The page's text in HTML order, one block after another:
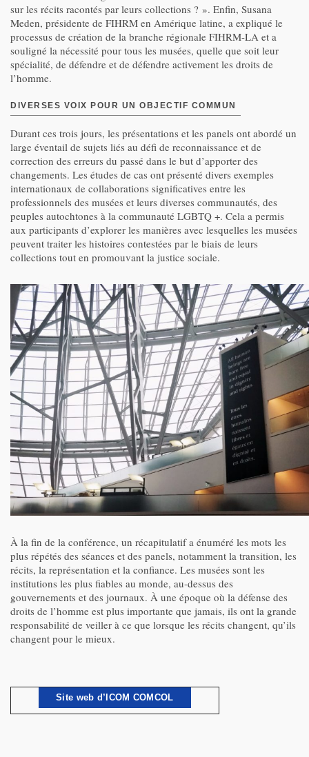
sur les récits racontés par leurs collections ? ». Enfin, Susana
Meden, présidente de FIHRM en Amérique latine, a expliqué le
processus de création de la branche régionale FIHRM-LA et a
souligné la nécessité pour tous les musées, quelle que soit leur
spécialité, de défendre et de défendre activement les droits de
l’homme.
DIVERSES VOIX POUR UN OBJECTIF COMMUN
Durant ces trois jours, les présentations et les panels ont abordé un
large éventail de sujets liés au défi de reconnaissance et de
correction des erreurs du passé dans le but d’apporter des
changements. Les études de cas ont présenté divers exemples
internationaux de collaborations significatives entre les
professionnels des musées et leurs diverses communautés, des
peuples autochtones à la communauté LGBTQ +. Cela a permis
aux participants d’explorer les manières avec lesquelles les musées
peuvent traiter les histoires contestées par le biais de leurs
collections tout en promouvant la justice sociale.
À la fin de la conférence, un récapitulatif a énuméré les mots les
plus répétés des séances et des panels, notamment la transition, les
récits, la représentation et la confiance. Les musées sont les
institutions les plus fiables au monde, au-dessus des
gouvernements et des journaux. À une époque où la défense des
droits de l’homme est plus importante que jamais, ils ont la grande
responsabilité de veiller à ce que lorsque les récits changent, qu’ils
changent pour le mieux.
Site web d’ICOM COMCOL